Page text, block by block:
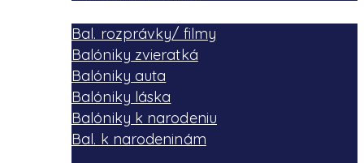
Bal. rozprávky/ filmy
Balóniky zvieratká
Balóniky auta
Balóniky láska
Balóniky k narodeniu
Bal. k narodeninám